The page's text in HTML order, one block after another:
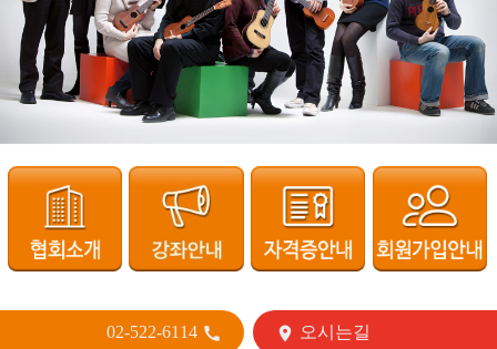
02-522-6114   오시는길